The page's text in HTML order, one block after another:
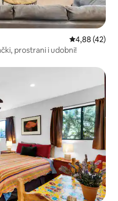
Prosječna
4,88 (42)
prostrani i udobni!